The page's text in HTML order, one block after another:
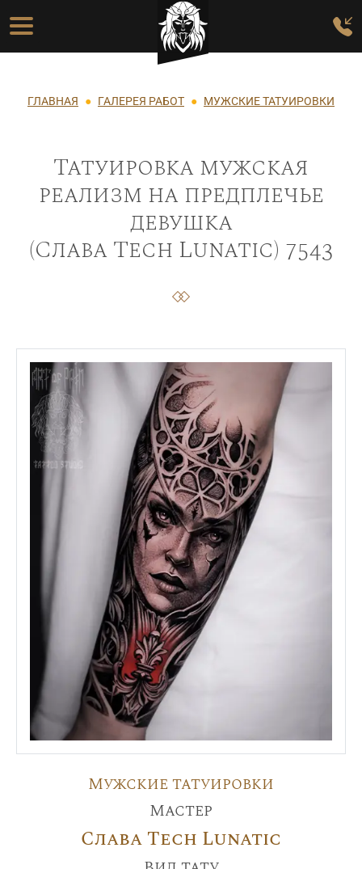
Перейти к основному содержанию
Основная навигация
Строка навигации
ГЛАВНАЯ ГАЛЕРЕЯ РАБОТ МУЖСКИЕ ТАТУИРОВКИ
Татуировка мужская
реализм на предплечье
девушка
(Слава Tech Lunatic) 7543
Мужские татуировки
Мастер
Слава Tech Lunatic